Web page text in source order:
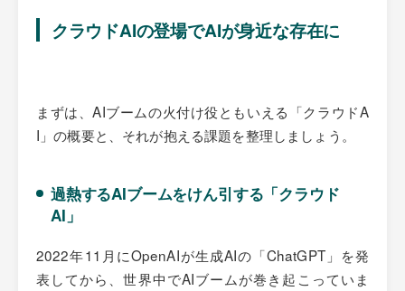
クラウドAIの登場でAIが身近な存在に
まずは、AIブームの火付け役ともいえる「クラウドA
I」の概要と、それが抱える課題を整理しましょう。
過熱するAIブームをけん引する「クラウド
AI」
2022年11月にOpenAIが生成AIの「ChatGPT」を発
表してから、世界中でAIブームが巻き起こっていま